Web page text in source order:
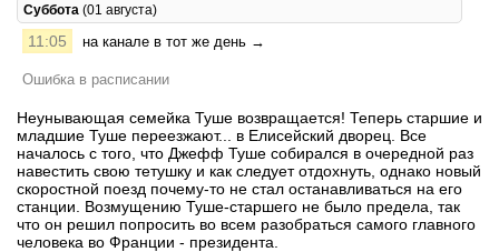
Суббота (01 августа)
11:05 на канале в тот же день →
Ошибка в расписании
Неунывающая семейка Туше возвращается! Теперь старшие и
младшие Туше переезжают... в Елисейский дворец. Все
началось с того, что Джефф Туше собирался в очередной раз
навестить свою тетушку и как следует отдохнуть, однако новый
скоростной поезд почему-то не стал останавливаться на его
станции. Возмущению Туше-старшего не было предела, так
что он решил попросить во всем разобраться самого главного
человека во Франции - президента.